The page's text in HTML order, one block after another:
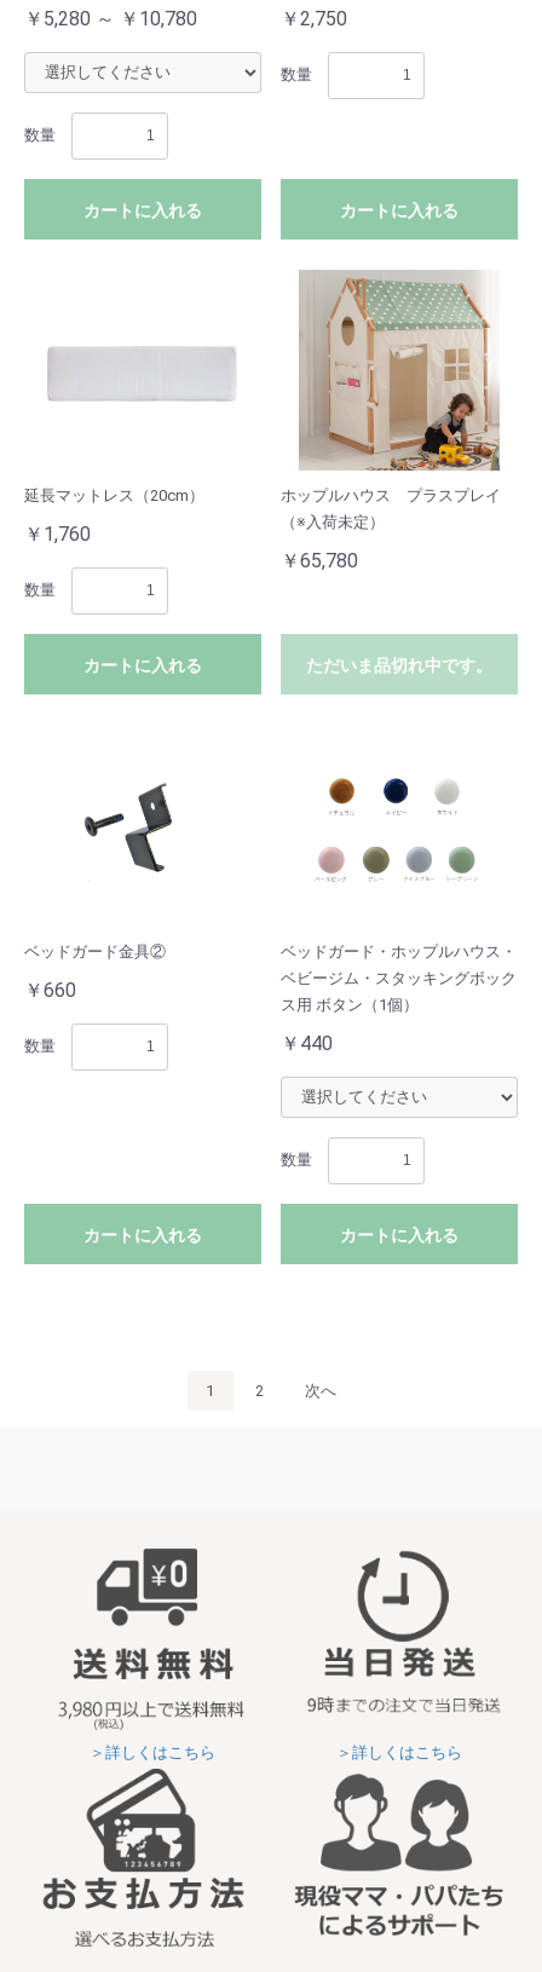
￥5,280 ～ ￥10,780
数量
カートに入れる
￥2,750
数量
カートに入れる
延長マットレス（20cm）
￥1,760
数量
カートに入れる
ホップルハウス プラスプレイ
（※入荷未定）
￥65,780
ただいま品切れ中です。
ベッドガード金具②
￥660
数量
カートに入れる
ベッドガード・ホップルハウス・
ベビージム・スタッキングボック
ス用 ボタン（1個）
￥440
数量
カートに入れる
1 2 次へ
＞詳しくはこちら ＞詳しくはこちら